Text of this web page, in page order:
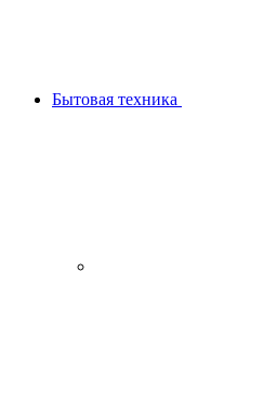
Бытовая техника